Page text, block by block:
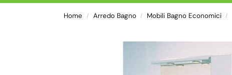
Home / Arredo Bagno / Mobili Bagno Economici /